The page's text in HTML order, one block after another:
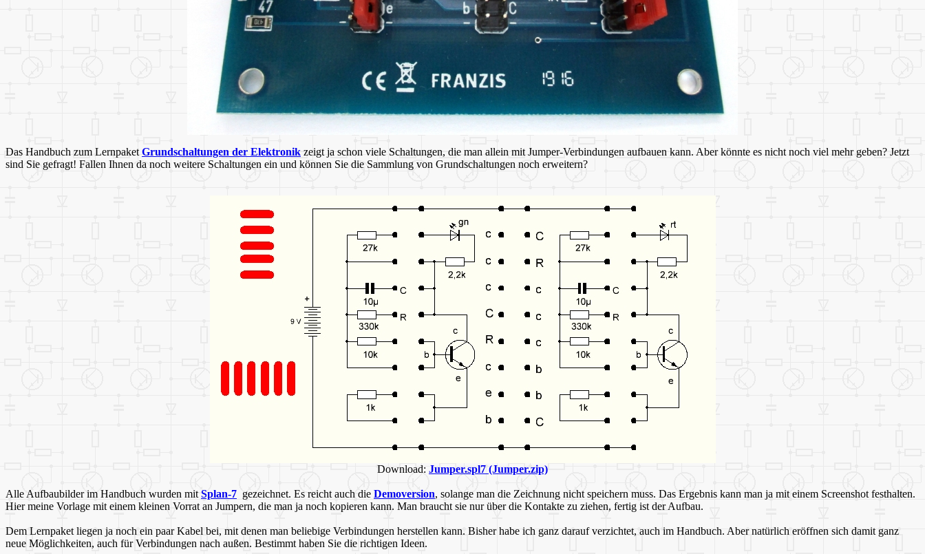
Das Handbuch zum Lernpaket Grundschaltungen der Elektronik zeigt ja schon viele Schaltungen, die man allein mit Jumper-Verbindungen aufbauen kann. Aber könnte es nicht noch viel mehr geben? Jetzt
sind Sie gefragt! Fallen Ihnen da noch weitere Schaltungen ein und können Sie die Sammlung von Grundschaltungen noch erweitern?
Download: Jumper.spl7 (Jumper.zip)
Alle Aufbaubilder im Handbuch wurden mitSplan-7 gezeichnet. Es reicht auch die Demoversion, solange man die Zeichnung nicht speichern muss. Das Ergebnis kann man ja mit einem Screenshot festhalten.
Hier meine Vorlage mit einem kleinen Vorrat an Jumpern, die man ja noch kopieren kann. Man braucht sie nur über die Kontakte zu ziehen, fertig ist der Aufbau.
Dem Lernpaket liegen ja noch ein paar Kabel bei, mit denen man beliebige Verbindungen herstellen kann. Bisher habe ich ganz darauf verzichtet, auch im Handbuch. Aber natürlich eröffnen sich damit ganz
neue Möglichkeiten, auch für Verbindungen nach außen. Bestimmt haben Sie die richtigen Ideen.